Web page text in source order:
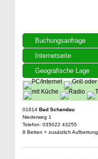
Buchungsanfrage
Internetseite
Geografische Lage
01814 Bad Schandau
Niederweg 1
Telefon: 035022 43255
8 Betten + zusätzlich Aufbettung